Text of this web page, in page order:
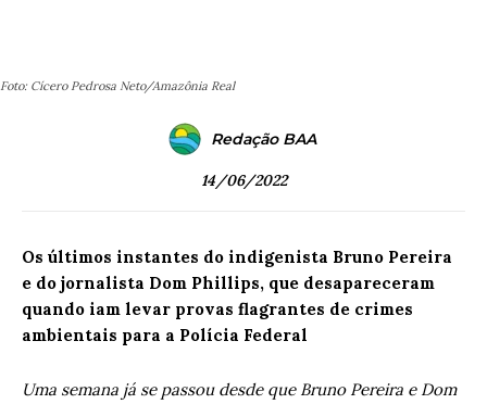
Foto: Cícero Pedrosa Neto/Amazônia Real
Redação BAA
14/06/2022
Os últimos instantes do indigenista Bruno Pereira
e do jornalista Dom Phillips, que desapareceram
quando iam levar provas flagrantes de crimes
ambientais para a Polícia Federal
Uma semana já se passou desde que Bruno Pereira e Dom